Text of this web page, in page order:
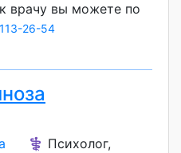
врачу вы можете по
26-54
⚕️ Психолог,